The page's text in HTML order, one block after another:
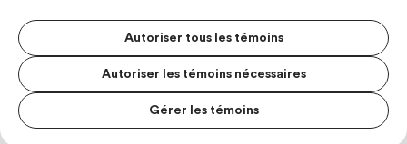
Autoriser tous les témoins
Autoriser les témoins nécessaires
Gérer les témoins
MENU